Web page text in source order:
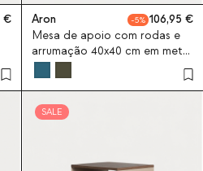
Aron 5
106,95
Mesa de apoio com rodas e
arrumação 40x40 cm em metal
Aron
SALE